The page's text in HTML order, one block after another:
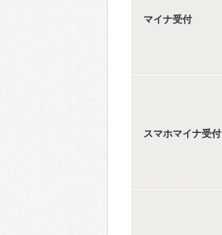
マイナ受付
スマホマイナ受付